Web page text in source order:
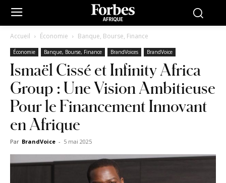
Accueil Économie Banque, Bourse, Finance
Économie Banque, Bourse, Finance BrandVoices BrandVoice
Ismaël Cissé et Infinity Africa
Group : Une Vision Ambitieuse
Pour le Financement Innovant
en Afrique
Par BrandVoice - 5 mai 2025